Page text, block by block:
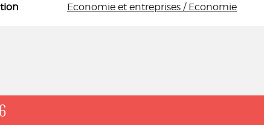
Economie et entreprises / Economie